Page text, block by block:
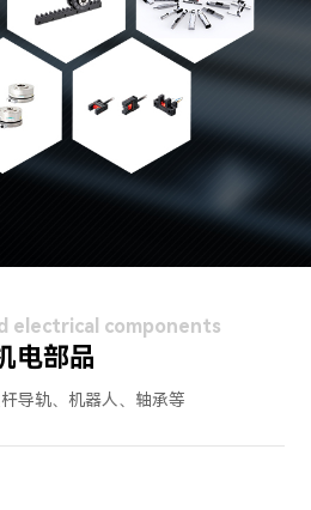
electrical components
电部品
导轨、机器人、轴承等